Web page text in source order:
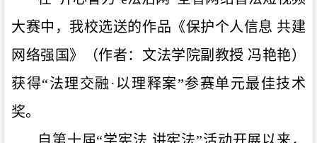
大赛中，我校选送的作品《保护个人信息 共建
网络强国》（作者：文法学院副教授 冯艳艳）
获得“法理交融·以理释案”参赛单元最佳技术
奖。